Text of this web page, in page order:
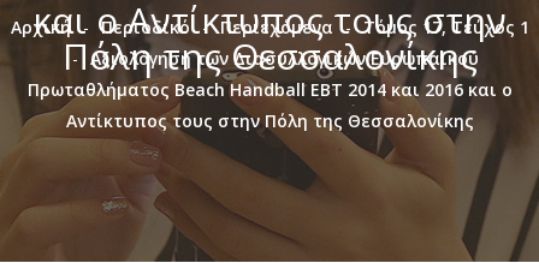
και ο Αντίκτυπος τους στην
Πόλη της Θεσσαλονίκης
Αρχική Περιοδικό Περιεχόμενα
Τόμος 17, Τεύχος 1
Αξιολόγηση των Διασυλλογικών Ευρωπαϊκού
Πρωταθλήματος Beach Handball EBT 2014 και 2016 και ο
Αντίκτυπος τους στην Πόλη της Θεσσαλονίκης